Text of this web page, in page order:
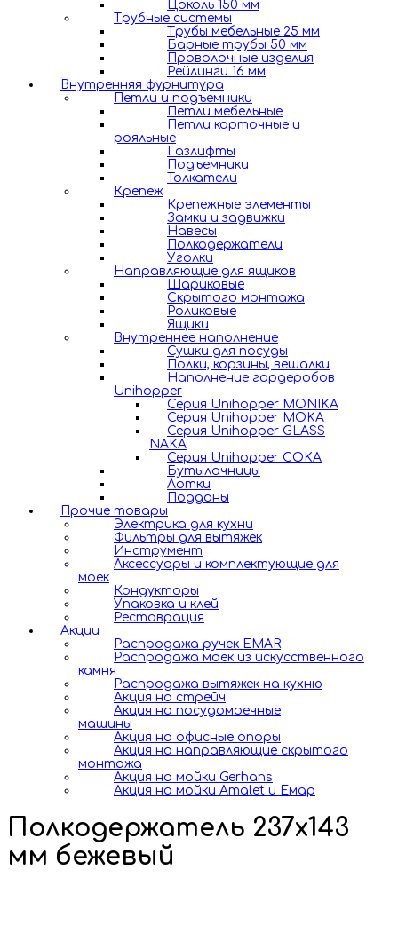
Цоколь 150 мм
Трубные системы
Трубы мебельные 25 мм
Барные трубы 50 мм
Проволочные изделия
Рейлинги 16 мм
Внутренняя фурнитура
Петли и подъемники
Петли мебельные
Петли карточные и
рояльные
Газлифты
Подъемники
Толкатели
Крепеж
Крепежные элементы
Замки и задвижки
Навесы
Полкодержатели
Уголки
Направляющие для ящиков
Шариковые
Скрытого монтажа
Роликовые
Ящики
Внутреннее наполнение
Сушки для посуды
Полки, корзины, вешалки
Наполнение гардеробов
Unihopper
Серия Unihopper MONIKA
Серия Unihopper MOKA
Серия Unihopper GLASS
NAKA
Серия Unihopper COKA
Бутылочницы
Лотки
Поддоны
Прочие товары
Электрика для кухни
Фильтры для вытяжек
Инструмент
Аксессуары и комплектующие для
моек
Кондукторы
Упаковка и клей
Реставрация
Акции
Распродажа ручек EMAR
Распродажа моек из искусственного
камня
Распродажа вытяжек на кухню
Акция на стрейч
Акция на посудомоечные
машины
Акция на офисные опоры
Акция на направляющие скрытого
монтажа
Акция на мойки Gerhans
Акция на мойки Amalet и Емар
Полкодержатель 237х143
мм бежевый